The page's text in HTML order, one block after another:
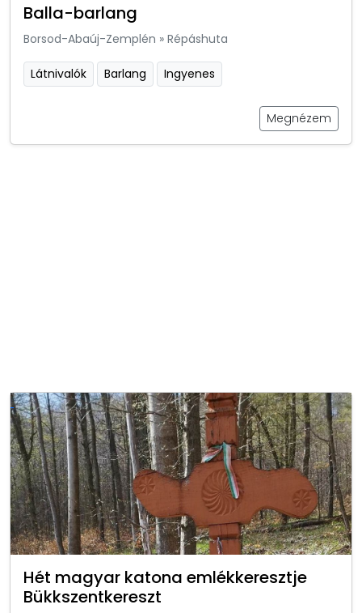
Balla-barlang
Borsod-Abaúj-Zemplén » Répáshuta
Látnivalók Barlang Ingyenes
Megnézem
Hét magyar katona emlékkeresztje
Bükkszentkereszt